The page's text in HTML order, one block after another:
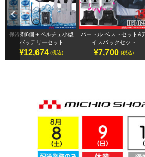
Previ
ous
保冷剤6個＋ペルチェ小型
バッテリーセット
¥12,674 (税込)
バートル ベストセット&
イスパックセット
¥7,700 (税込)